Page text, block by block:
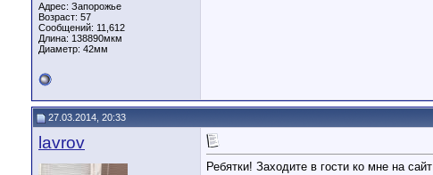
Адрес: Запорожье
Возраст: 57
Сообщений: 11,612
Длина: 138890мкм
Диаметр: 42мм
27.03.2014, 20:33
lavrov
Ребятки! Заходите в гости ко мне на сайт